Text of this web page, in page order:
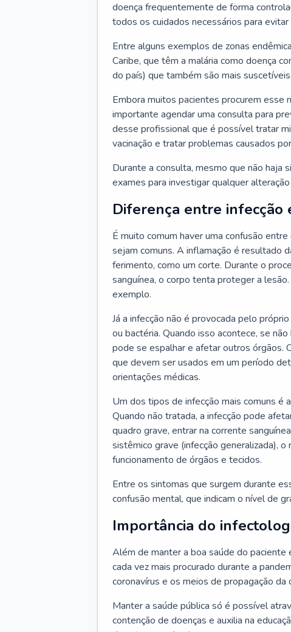
doença frequentemente de forma
todos os cuidados necessários para evitar
Entre alguns exemplos de zonas
Caribe, que têm a malária como doença
do país) que também são mais
Embora muitos pacientes procurem esse
importante agendar uma consulta para
desse profissional que é possível tratar
vacinação e tratar problemas causados
Durante a consulta, mesmo que não haja
exames para investigar qualquer
Diferença entre infecção
É muito comum haver uma confusão
sejam comuns. A inflamação é resultado
ferimento, como um corte. Durante o
sanguínea, o corpo tenta proteger a
exemplo.
Já a infecção não é provocada pelo
ou bactéria. Quando isso acontece, se
pode se espalhar e afetar outros órgãos.
que devem ser usados em um período
orientações médicas.
Um dos tipos de infecção mais comuns é
Quando não tratada, a infecção pode
quadro grave, entrar na corrente
sistêmico grave (infecção generalizada),
funcionamento de órgãos e tecidos.
Entre os sintomas que surgem durante
confusão mental, que indicam o nível de
Importância do
Além de manter a boa saúde do
cada vez mais procurado durante a
coronavírus e os meios de propagação da
Manter a saúde pública só é possível
contenção de doenças e auxilia na